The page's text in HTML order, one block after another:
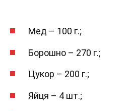
Мед – 100 г.;
Борошно – 270 г.;
Цукор – 200 г.;
Яйця – 4 шт.;